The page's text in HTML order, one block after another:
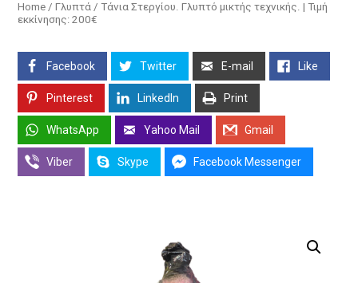
Home / Γλυπτά / Τάνια Στεργίου. Γλυπτό μικτής τεχνικής. | Τιμή
εκκίνησης: 200€
Facebook Twitter E-mail Like
Pinterest LinkedIn Print
WhatsApp Yahoo Mail Gmail
Viber Skype Facebook Messenger